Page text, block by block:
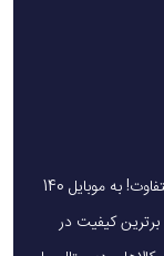
یک خرید هوشمندانه ، قیمت منصفانه، تجربه‌ای متفاوت! به موبایل 140
کیفیت در